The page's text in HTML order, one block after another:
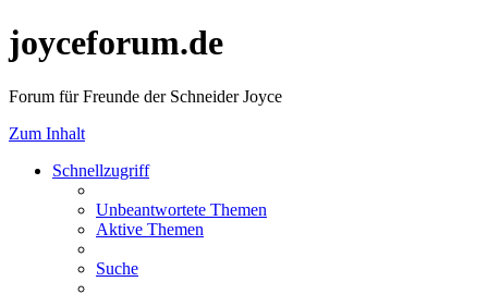
joyceforum.de
Forum für Freunde der Schneider Joyce
Zum Inhalt
Schnellzugriff
Unbeantwortete Themen
Aktive Themen
Suche